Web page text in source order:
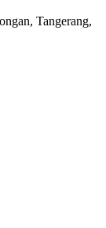
Tangerang,